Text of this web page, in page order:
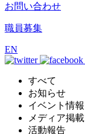
お問い合わせ
職員募集
EN
すべて
お知らせ
イベント情報
メディア掲載
活動報告